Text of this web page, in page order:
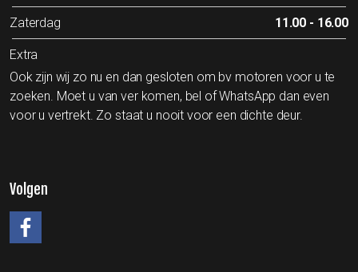
Zaterdag 11.00 - 16.00
Extra
Ook zijn wij zo nu en dan gesloten om bv motoren voor u te
zoeken. Moet u van ver komen, bel of WhatsApp dan even
voor u vertrekt. Zo staat u nooit voor een dichte deur.
Volgen